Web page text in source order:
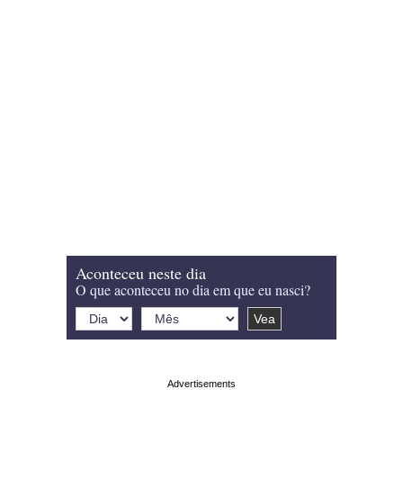
Aconteceu neste dia
O que aconteceu no dia em que eu nasci?